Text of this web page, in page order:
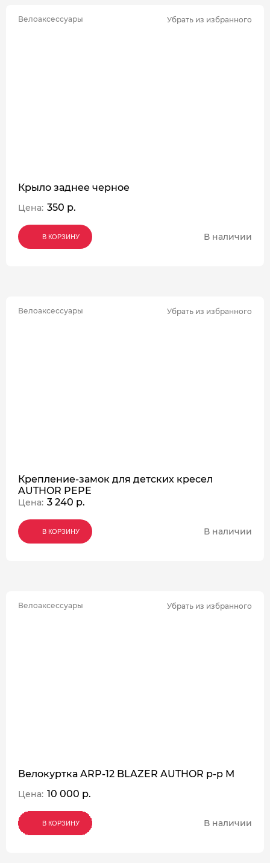
Велоаксессуары Убрать из избранного
Крыло заднее черное
Цена: 350 р.
В КОРЗИНУ
В КОРЗИНУ
В КОРЗИНУ В наличии
Велоаксессуары Убрать из избранного
Крепление-замок для детских кресел
AUTHOR PEPE
Цена: 3 240 р.
В КОРЗИНУ
В КОРЗИНУ
В КОРЗИНУ В наличии
Велоаксессуары Убрать из избранного
Велокуртка ARP-12 BLAZER AUTHOR р-р M
Цена: 10 000 р.
В КОРЗИНУ
В КОРЗИНУ
В КОРЗИНУ В наличии